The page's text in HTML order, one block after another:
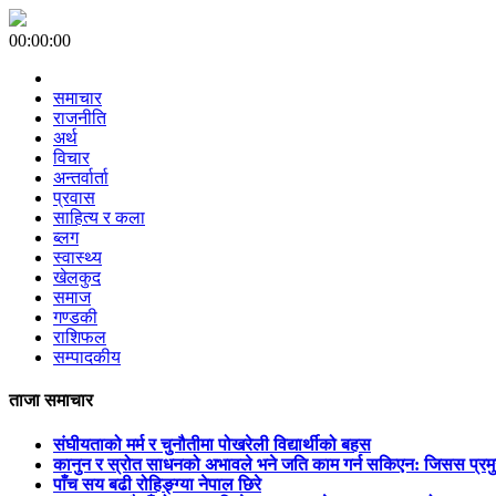
00:00:00
समाचार
राजनीति
अर्थ
विचार
अन्तर्वार्ता
प्रवास
साहित्य र कला
ब्लग
स्वास्थ्य
खेलकुद
समाज
गण्डकी
राशिफल
सम्पादकीय
ताजा समाचार
संघीयताको मर्म र चुनौतीमा पोखरेली विद्यार्थीको बहस
कानुन र स्रोत साधनको अभावले भने जति काम गर्न सकिएन: जिसस
पाँच सय बढी रोहिङ्ग्या नेपाल छिरे